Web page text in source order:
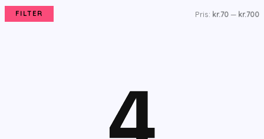
H
FILTER Pris: kr.70 — kr.700